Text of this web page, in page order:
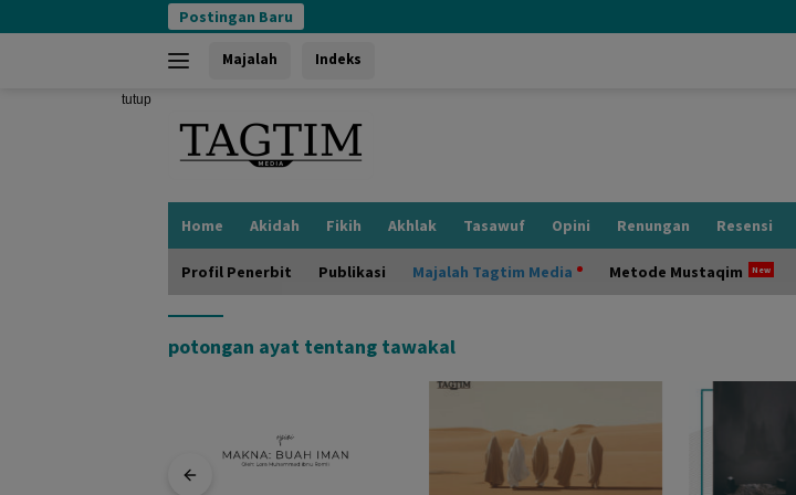
ke
Postingan Baru
Majalah Indeks
tutup
Home Akidah Fikih Akhlak Tasawuf Opini Renungan Resensi
Profil Penerbit Publikasi Majalah Tagtim Media Metode Mustaqim
potongan ayat tentang tawakal